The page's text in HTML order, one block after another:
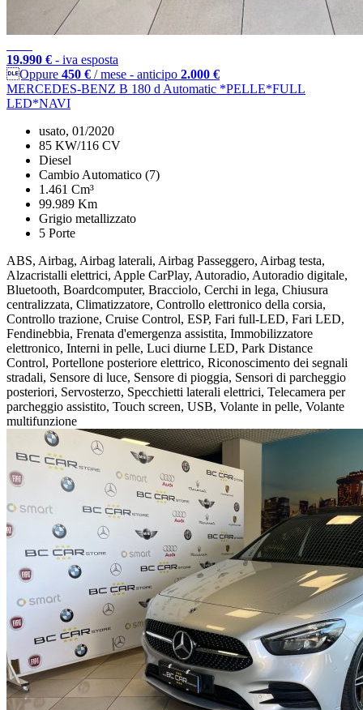
19.990 € - iva esposta
Oppure 450 € / mese - anticipo 2.000 €
MERCEDES-BENZ B 180 d Automatic *PELLE*FULL
LED*NAVI
usato, 01/2020
85 KW/116 CV
Diesel
Cambio Automatico (7)
1.461 Cm³
99.989 Km
Grigio metallizzato
5 Porte
ABS, Airbag, Airbag laterali, Airbag Passeggero, Airbag testa,
Alzacristalli elettrici, Apple CarPlay, Autoradio, Autoradio digitale,
Bluetooth, Boardcomputer, Bracciolo, Cerchi in lega, Chiusura
centralizzata, Climatizzatore, Controllo elettronico della corsia,
Controllo trazione, Cruise Control, ESP, Fari full-LED, Fari LED,
Fendinebbia, Frenata d'emergenza assistita, Immobilizzatore
elettronico, Interni in pelle, Luci diurne LED, Park Distance
Control, Portellone posteriore elettrico, Riconoscimento dei segnali
stradali, Sensore di luce, Sensore di pioggia, Sensori di parcheggio
posteriori, Servosterzo, Specchietti laterali elettrici, Telecamera per
parcheggio assistito, Touch screen, USB, Volante in pelle, Volante
multifunzione